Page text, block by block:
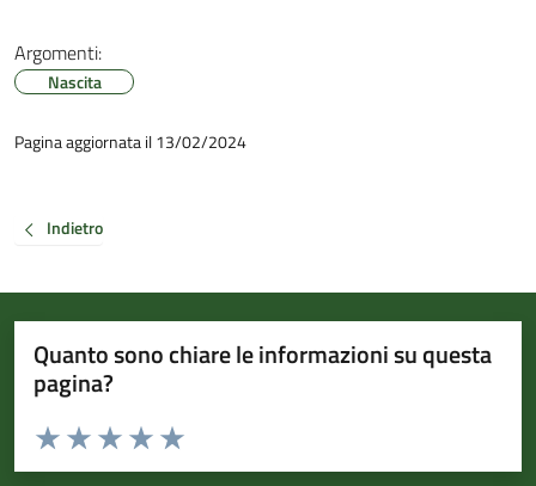
Argomenti:
Nascita
Pagina aggiornata il 13/02/2024
Indietro
Quanto sono chiare le informazioni su questa
pagina?
Valuta da 1 a 5 stelle la pagina
Valuta 5 stelle su 5
Valuta 4 stelle su 5
Valuta 3 stelle su 5
Valuta 2 stelle su 5
Valuta 1 stelle su 5